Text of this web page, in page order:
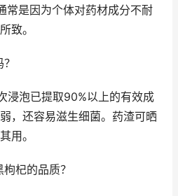
常是因为个体对药材成分不耐
致。
浸泡已提取90%以上的有效成
，还容易滋生细菌。药渣可晒
用。
杞的品质？